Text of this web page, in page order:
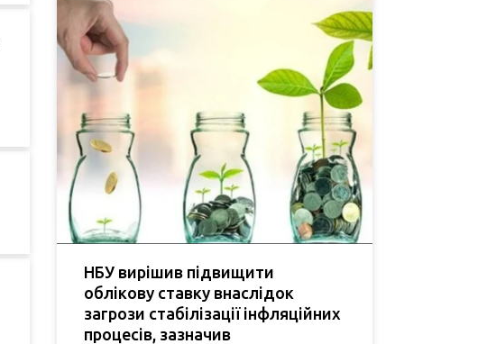
НБУ вирішив підвищити
облікову ставку внаслідок
загрози стабілізації інфляційних
процесів, зазначив